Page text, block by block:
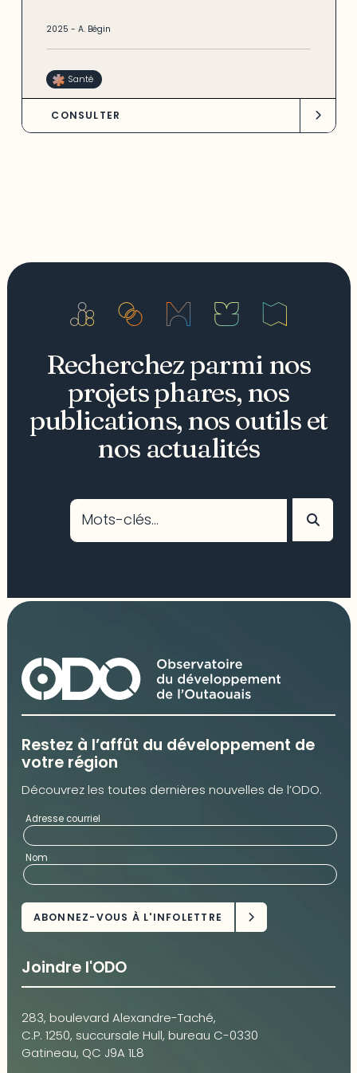
2025-A. Bégin
Santé
CONSULTER
Recherchez parmi nos
projets phares, nos
publications, nos outils et
nos actualités
Restez à l’affût du développement de
votre région
Découvrez les toutes dernières nouvelles de l’ODO.
Adresse courriel
Nom
Joindre l'ODO
283, boulevard Alexandre-Taché,
C.P. 1250, succursale Hull, bureau C-0330
Gatineau, QC J9A 1L8